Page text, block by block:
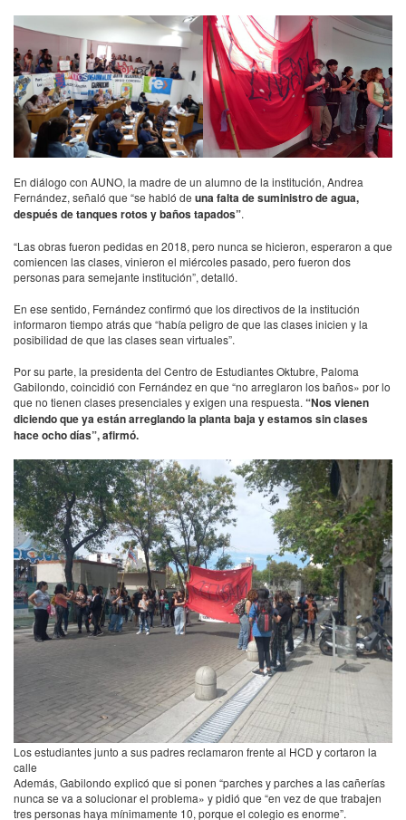
En diálogo con AUNO, la madre de un alumno de la institución, Andrea
Fernández, señaló que “se habló de una falta de suministro de agua,
después de tanques rotos y baños tapados”.
“Las obras fueron pedidas en 2018, pero nunca se hicieron, esperaron a que
comiencen las clases, vinieron el miércoles pasado, pero fueron dos
personas para semejante institución”, detalló.
En ese sentido, Fernández confirmó que los directivos de la institución
informaron tiempo atrás que “había peligro de que las clases inicien y la
posibilidad de que las clases sean virtuales”.
Por su parte, la presidenta del Centro de Estudiantes Oktubre, Paloma
Gabilondo, coincidió con Fernández en que “no arreglaron los baños» por lo
que no tienen clases presenciales y exigen una respuesta. “Nos vienen
diciendo que ya están arreglando la planta baja y estamos sin clases
hace ocho días”, afirmó.
Los estudiantes junto a sus padres reclamaron frente al HCD y cortaron la
calle
Además, Gabilondo explicó que si ponen “parches y parches a las cañerías
nunca se va a solucionar el problema» y pidió que “en vez de que trabajen
tres personas haya mínimamente 10, porque el colegio es enorme”.